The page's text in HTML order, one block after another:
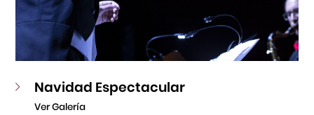
Navidad Espectacular
Ver Galería